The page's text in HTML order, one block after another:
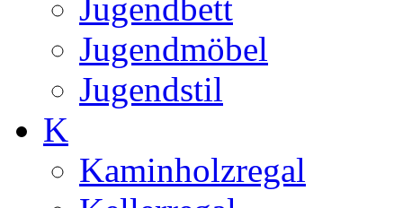
Jugendbett
Jugendmöbel
Jugendstil
K
Kaminholzregal